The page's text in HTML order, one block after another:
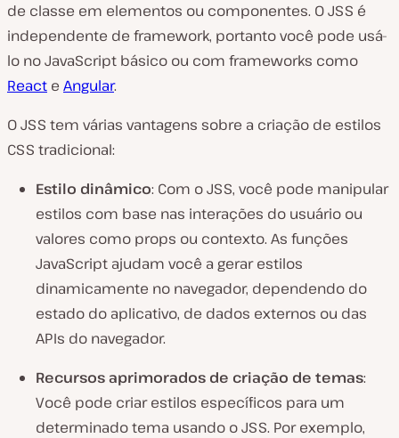
de classe em elementos ou componentes. O JSS é
independente de framework, portanto você pode usá-
lo no JavaScript básico ou com frameworks como
React e Angular.
O JSS tem várias vantagens sobre a criação de estilos
CSS tradicional:
Estilo dinâmico: Com o JSS, você pode manipular
estilos com base nas interações do usuário ou
valores como props ou contexto. As funções
JavaScript ajudam você a gerar estilos
dinamicamente no navegador, dependendo do
estado do aplicativo, de dados externos ou das
APIs do navegador.
Recursos aprimorados de criação de temas:
Você pode criar estilos específicos para um
determinado tema usando o JSS. Por exemplo,